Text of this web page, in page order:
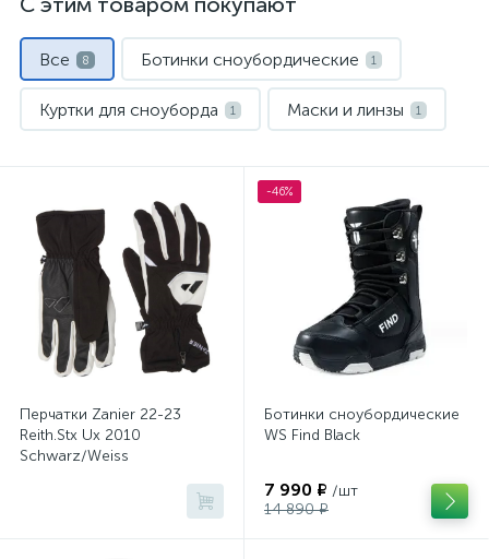
Все 8 Ботинки сноубордические 1
Куртки для сноуборда 1 Маски и линзы 1
Термобелье 1 Шлемы
Штаны для сноуборда
Перчатки Zanier 22-23
Reith.Stx Ux 2010
Schwarz/Weiss
-46%
Ботинки сноубордические
WS Find Black
7 990 ₽ /шт
14 890 ₽